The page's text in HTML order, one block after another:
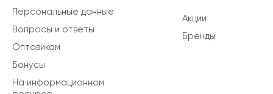
Акции
Бренды
Персональные данные
Вопросы и ответы
Оптовикам
Бонусы
На информационном